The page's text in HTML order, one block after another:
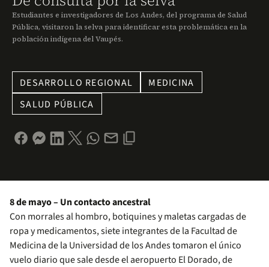
Estudiantes e investigadores de Los Andes, del programa de Salud
Pública, visitaron la selva para identificar esta problemática en la
población indígena del Vaupés.
DESARROLLO REGIONAL
MEDICINA
SALUD PÚBLICA
8 de mayo – Un contacto ancestral
Con morrales al hombro, botiquines y maletas cargadas de
ropa y medicamentos, siete integrantes de la Facultad de
Medicina de la Universidad de los Andes tomaron el único
vuelo diario que sale desde el aeropuerto El Dorado, de